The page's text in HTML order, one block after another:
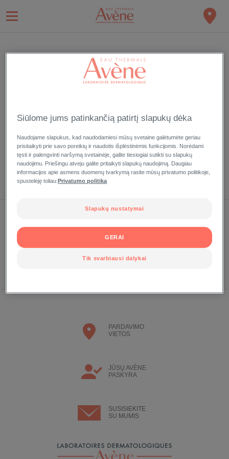
PRISIJUNGTI
Užsiregistruokite ir mėgaukitės mūsų išskirtinio Eau Thermale
Pamiršote slaptažodį?
PARDAVIMO
VIETOS
JŪSŲ AVÈNE
PASKYRA
SUSISIEKITE
SU MUMIS
Siūlome jums patinkančią patirtį slapukų dėka
Naudojame slapukus, kad naudodamiesi mūsų svetaine galėtumėte geriau
prisitaikyti prie savo poreikių ir naudotis išplėstinėmis funkcijomis. Norėdami
tęsti ir palengvinti naršymą svetainėje, galite tiesiogiai sutikti su slapukų
naudojimu. Priešingu atveju galite pritaikyti slapukų naudojimą. Daugiau
informacijos apie asmens duomenų tvarkymą rasite mūsų privatumo politikoje,
spustelėję toliau:Privatumo politika
Slapukų nustatymai
Tik svarbiausi dalykai
GERAI